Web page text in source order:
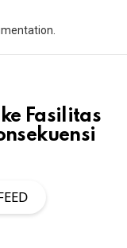
Fasilitas